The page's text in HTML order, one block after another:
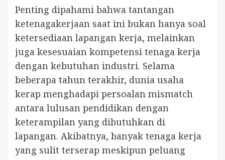
Penting dipahami bahwa tantangan
ketenagakerjaan saat ini bukan hanya soal
ketersediaan lapangan kerja, melainkan
juga kesesuaian kompetensi tenaga kerja
dengan kebutuhan industri. Selama
beberapa tahun terakhir, dunia usaha
kerap menghadapi persoalan mismatch
antara lulusan pendidikan dengan
keterampilan yang dibutuhkan di
lapangan. Akibatnya, banyak tenaga kerja
yang sulit terserap meskipun peluang